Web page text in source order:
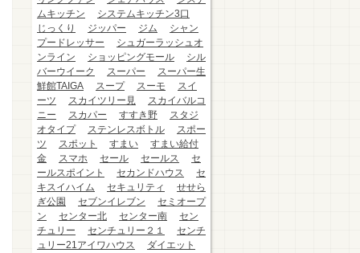
ムキッチン
システムキッチン3口
じっくり
ジッパー ジム
シャン
プードレッサー
シュガーラッシュオ
ンライン
ショッピングモール
シル
バーウイーク
スーパー
スーパー生
鮮館TAIGA
スープ スーモ
スイ
ーツ
スカイツリー見
スカイバルコ
ニー
スカパー すすき野
スタジ
オタイプ
ステンレスボトル
スポー
ツ
スポット すまい
すまい給付
金
スマホ セール セールス
セ
ールスポイント
セカンドハウス
セ
キスイハイム
セキュリティ
せせら
ぎ公園
セブンイレブン
セミオープ
ン
センター北 センター南
セン
チュリー
センチュリー２１
センチ
ュリー21アイワハウス
ダイエット